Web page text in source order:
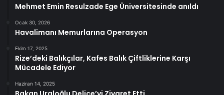
Mehmet Emin Resulzade Ege Üniversitesinde anıldı
Ocak 30, 2026
Havalimanı Memurlarına Operasyon
Ekim 17, 2025
Rize’deki Balıkçılar, Kafes Balık Çiftliklerine Karşı
Mücadele Ediyor
Haziran 14, 2025